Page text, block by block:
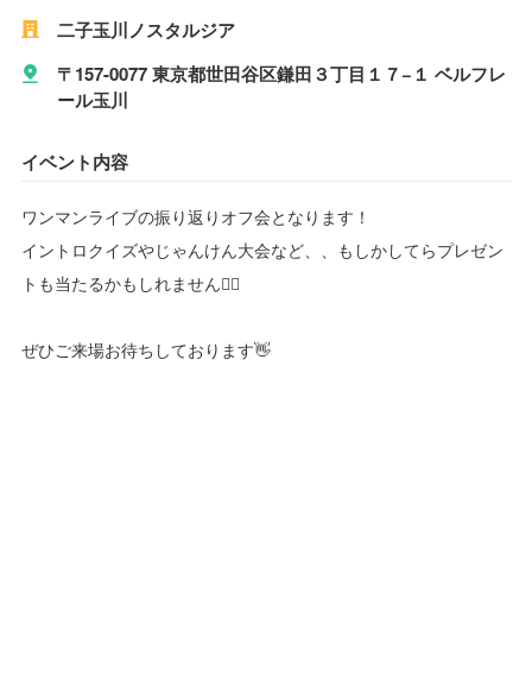
二子玉川ノスタルジア
〒157-0077 東京都世田谷区鎌田３丁目１７−１ ベルフレ
ール玉川
イベント内容
ワンマンライブの振り返りオフ会となります！
イントロクイズやじゃんけん大会など、、もしかしてらプレゼン
トも当たるかもしれません🙇‍♀️
ぜひご来場お待ちしております👋